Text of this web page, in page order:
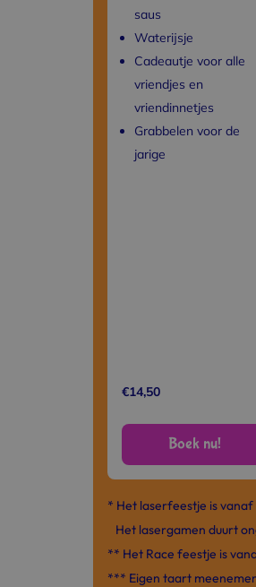
saus
Waterijsje
Cadeautje voor alle
vriendjes en
vriendinnetjes
Grabbelen voor de
jarige
€14,50
Boek nu!
* Het laserfeestje is
Het lasergamen duurt
** Het Race feestje is
*** Eigen taart